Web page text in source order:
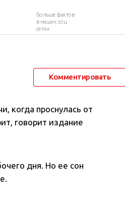
Больше фактов
в наших соц.
сетях
Комментировать
когда проснулась от
говорит издание
дня. Но ее сон